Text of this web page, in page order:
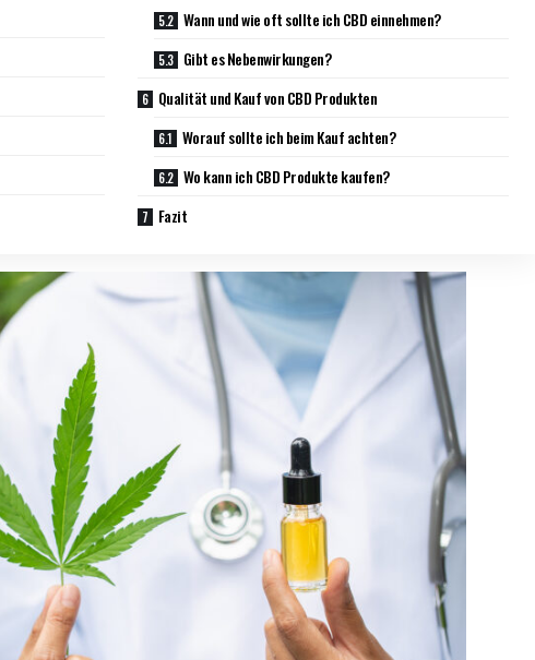
Wann und wie oft sollte ich CBD einnehmen?
Gibt es Nebenwirkungen?
Qualität und Kauf von CBD Produkten
Worauf sollte ich beim Kauf achten?
Wo kann ich CBD Produkte kaufen?
Fazit